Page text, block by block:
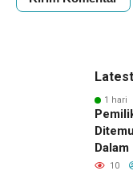
1 hari
10